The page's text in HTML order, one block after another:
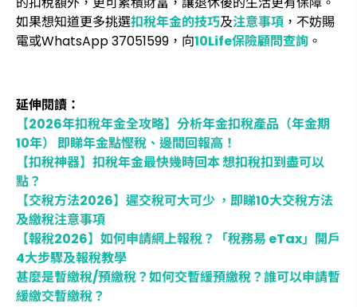
如果想知道更多挑選扣稅年金的技巧及注意事項 ，不妨賜
電或WhatsApp 37051599，向10Life保險顧問查詢 。
延伸閱讀：
【2026年扣稅年金全攻略】分析年金扣稅產品（年金期
10年） 即睇年金點慳稅、邊間回報高！
【扣稅神器】扣稅年金最快幾時回本 想扣稅扣到盡可以
點？
【交稅方法2026】遲交稅可大可少 ，即睇10大交稅方法
及繳稅注意事項
【報稅2026】如何申請網上報稅？「稅務易 eTax」開戶
4大步驟及報稅教學
甚麼是暫繳稅/預繳稅？如何交暫緩預繳稅？誰可以申請暫
緩繳交暫繳稅？